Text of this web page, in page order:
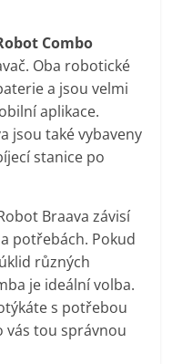
Combo
Oba robotické
a jsou velmi
aplikace.
jsou také vybaveny
stanice po
Braava závisí
potřebách. Pokud
různých
je ideální volba.
s potřebou
vás tou správnou